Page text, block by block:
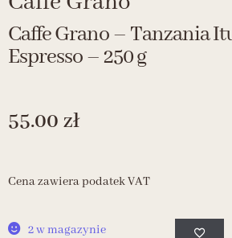
Caffe Grano – Tanzania
Espresso – 250 g
55.00 zł
Cena zawiera podatek VAT
2 w magazynie